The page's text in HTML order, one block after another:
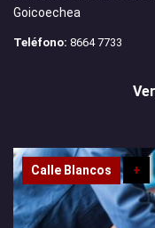
Goicoechea
Teléfono: 8664 7733
Calle Blancos +